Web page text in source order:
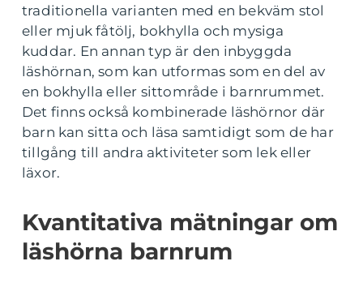
traditionella varianten med en bekväm stol
eller mjuk fåtölj, bokhylla och mysiga
kuddar. En annan typ är den inbyggda
läshörnan, som kan utformas som en del av
en bokhylla eller sittområde i barnrummet.
Det finns också kombinerade läshörnor där
barn kan sitta och läsa samtidigt som de har
tillgång till andra aktiviteter som lek eller
läxor.
Kvantitativa mätningar om
läshörna barnrum